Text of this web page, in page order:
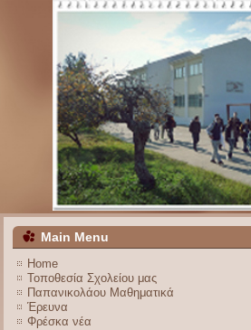
Main Menu
Home
Τοποθεσία Σχολείου μας
Παπανικολάου Μαθηματικά
Έρευνα
Φρέσκα νέα